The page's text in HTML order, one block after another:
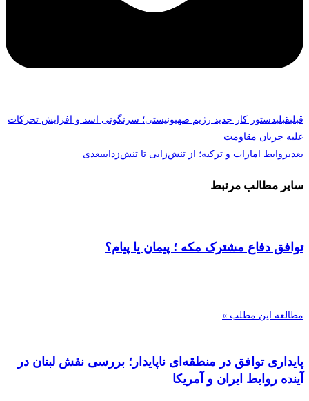
قبلیقبلیدستور کار جدید رژیم صهیونیستی؛ سرنگونی اسد و افزایش تحرکات
علیه جریان مقاومت
بعدیروابط امارات و ترکیه؛ از تنش‌زایی تا تنش‌زداییبعدی
سایر مطالب مرتبط
توافق دفاع مشترک مکه ؛ پیمان یا پیام؟
مطالعه این مطلب »
پایداری توافق در منطقه‌ای ناپایدار؛ بررسی نقش لبنان در
آینده روابط ایران و آمریکا